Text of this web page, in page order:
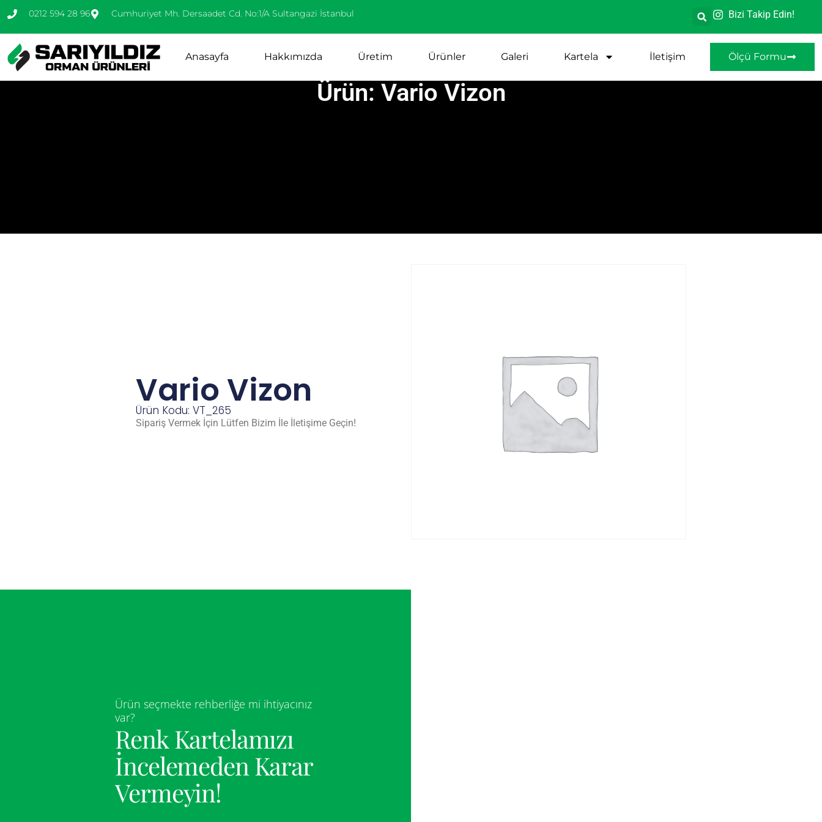
0212 594 28 96 Cumhuriyet Mh. Dersaadet Cd. No:1/A Sultangazi İstanbul Bizi Takip Edin!
Anasayfa Hakkımızda Üretim Ürünler Galeri Kartela İletişim Ölçü Formu
Ürün: Vario Vizon
Vario Vizon
Ürün Kodu: VT_265
Sipariş Vermek İçin Lütfen Bizim İle İletişime Geçin!
Ürün seçmekte rehberliğe mi ihtiyacınız
var?
Renk Kartelamızı
İncelemeden Karar
Vermeyin!